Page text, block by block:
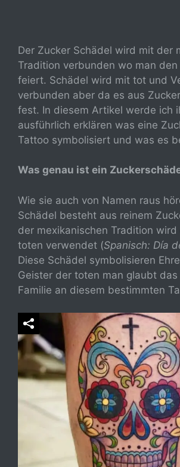
Der Zucker Schädel wird mit der
Tradition verbunden wo man
feiert. Schädel wird mit tot und
verbunden aber da es aus
fest. In diesem Artikel werde ich
ausführlich erklären was eine
Tattoo symbolisiert und was es
Was genau ist ein
Wie sie auch von Namen raus
Schädel besteht aus reinem
der mexikanischen Tradition
toten verwendet (Spanisch: Día
Diese Schädel symbolisieren
Geister der toten man glaubt das
Familie an diesem bestimmten